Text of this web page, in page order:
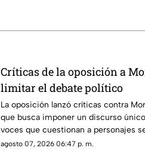
Críticas de la oposición a
limitar el debate político
La oposición lanzó críticas contra
que busca imponer un discurso
voces que cuestionan a personajes
presuntos vínculos con la
agosto 07, 2026 06:47 p. m.